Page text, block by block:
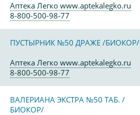
Аптека Легко www.aptekalegko.ru
8-800-500-98-77
ПУСТЫРНИК №50 ДРАЖЕ /БИОКОР/
Аптека Легко www.aptekalegko.ru
8-800-500-98-77
ВАЛЕРИАНА ЭКСТРА №50 ТАБ. /
БИОКОР/